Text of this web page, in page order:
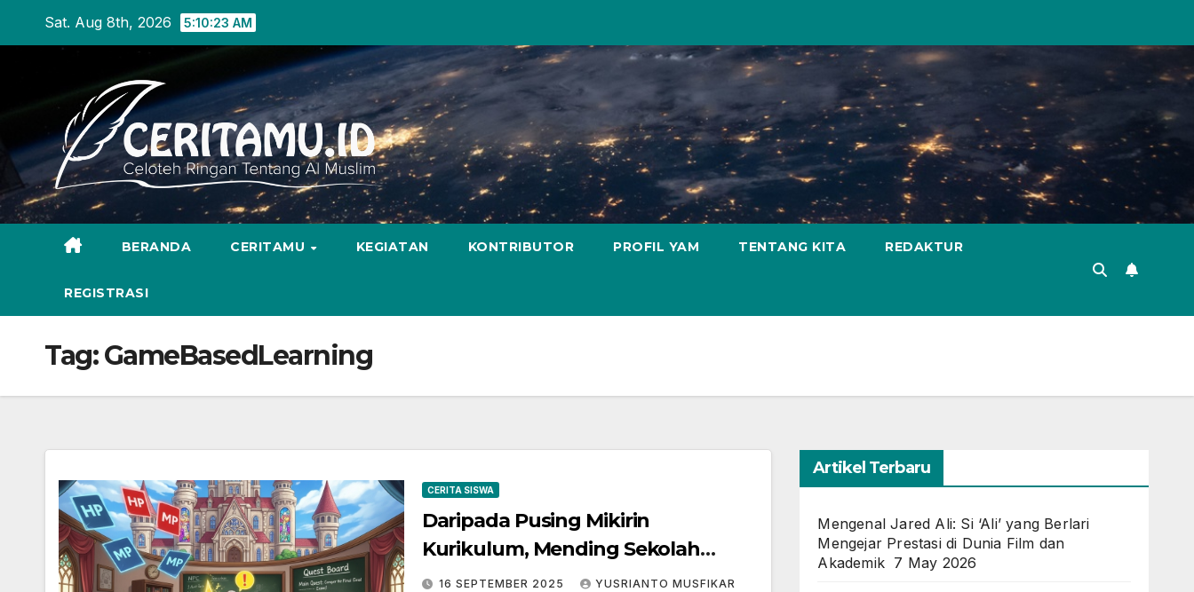
Sat. Aug 8th, 2026 5:10:24 AM
BERANDA CERITAMU KEGIATAN KONTRIBUTOR PROFIL YAM TENTANG KITA REDAKTUR
REGISTRASI
Tag:GameBasedLearning
CERITA SISWA
Daripada Pusing Mikirin
Kurikulum, Mending Sekolah
Dijadiin Game RPG Aja
16 SEPTEMBER 2025 YUSRIANTO MUSFIKAR
Artikel Terbaru
Mengenal Jared Ali: Si ‘Ali’ yang Berlari
Mengejar Prestasi di Dunia Film dan
Akademik 7 May 2026